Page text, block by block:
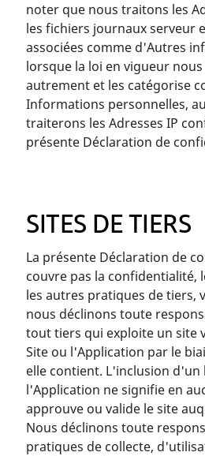
noter que nous traitons les
les fichiers journaux serveur
associées comme d'Autres
lorsque la loi en vigueur
autrement et les catégorise
Informations personnelles,
traiterons les Adresses IP
présente Déclaration de
SITES DE TIERS
La présente Déclaration de
couvre pas la confidentialité,
les autres pratiques de tiers,
nous déclinons toute
tout tiers qui exploite un site
Site ou l'Application par le
elle contient. L'inclusion d'un
l'Application ne signifie en
approuve ou valide le site
Nous déclinons toute
pratiques de collecte,